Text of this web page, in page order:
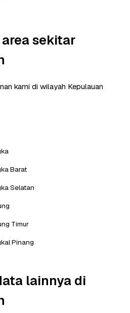
sekitar
kami di wilayah Kepulauan
Barat
Selatan
Timur
Pinang
lainnya di